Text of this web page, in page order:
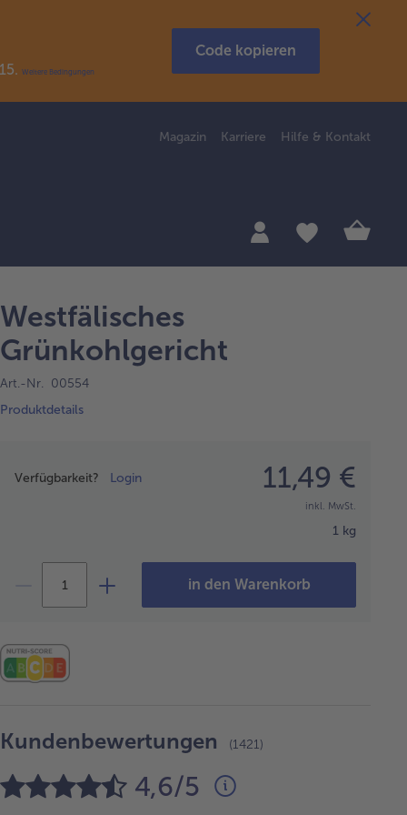
Weitere Bedingungen
Code kopieren
Magazin Karriere Hilfe & Kontakt
Westfälisches
Grünkohlgericht
Art.-Nr. 00554
Produktdetails
Verfügbarkeit? Login 11,49 €
inkl. MwSt.
1 kg
in den Warenkorb
Kundenbewertungen (1421)
4,6/5